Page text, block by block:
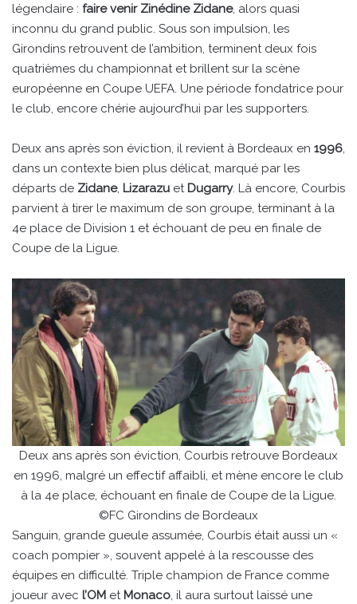
légendaire : faire venir Zinédine Zidane, alors quasi
inconnu du grand public. Sous son impulsion, les
Girondins retrouvent de l’ambition, terminent deux fois
quatrièmes du championnat et brillent sur la scène
européenne en Coupe UEFA. Une période fondatrice pour
le club, encore chérie aujourd’hui par les supporters.
Deux ans après son éviction, il revient à Bordeaux en 1996,
dans un contexte bien plus délicat, marqué par les
départs de Zidane, Lizarazu et Dugarry. Là encore, Courbis
parvient à tirer le maximum de son groupe, terminant à la
4e place de Division 1 et échouant de peu en finale de
Coupe de la Ligue.
Deux ans après son éviction, Courbis retrouve Bordeaux
en 1996, malgré un effectif affaibli, et mène encore le club
à la 4e place, échouant en finale de Coupe de la Ligue.
©FC Girondins de Bordeaux
Sanguin, grande gueule assumée, Courbis était aussi un «
coach pompier », souvent appelé à la rescousse des
équipes en difficulté. Triple champion de France comme
joueur avec l’OM et Monaco, il aura surtout laissé une